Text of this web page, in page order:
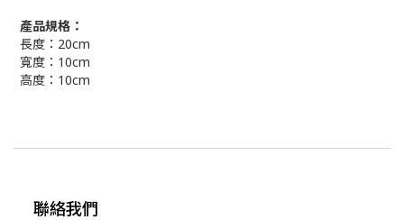
產品規格：
長度：20cm
寬度：10cm
高度：10cm
聯絡我們